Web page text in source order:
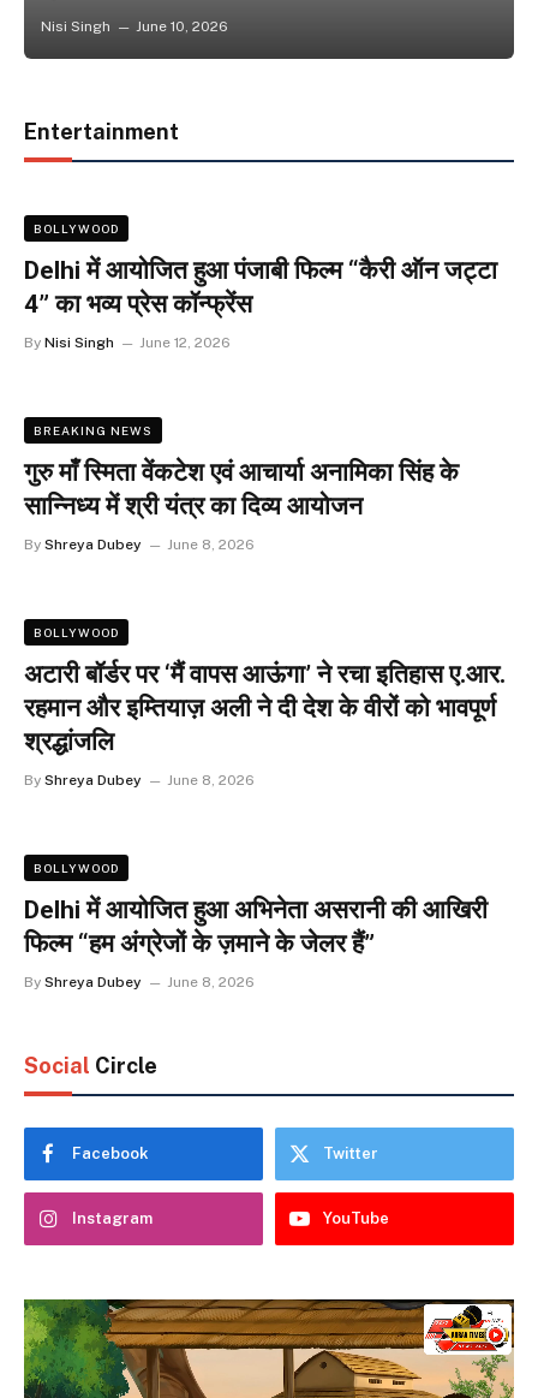
Nisi Singh June 10, 2026
Entertainment
BOLLYWOOD
Delhi में आयोजित हुआ पंजाबी फिल्म “कैरी ऑन जट्टा
4” का भव्य प्रेस कॉन्फ्रेंस
By Nisi Singh June 12, 2026
BREAKING NEWS
गुरु माँ स्मिता वेंकटेश एवं आचार्या अनामिका सिंह के
सान्निध्य में श्री यंत्र का दिव्य आयोजन
By Shreya Dubey June 8, 2026
BOLLYWOOD
अटारी बॉर्डर पर ‘मैं वापस आऊंगा’ ने रचा इतिहास ए.आर.
रहमान और इम्तियाज़ अली ने दी देश के वीरों को भावपूर्ण
श्रद्धांजलि
By Shreya Dubey June 8, 2026
BOLLYWOOD
Delhi में आयोजित हुआ अभिनेता असरानी की आखिरी
फिल्म “हम अंग्रेजों के ज़माने के जेलर हैं”
By Shreya Dubey June 8, 2026
Social Circle
Facebook Twitter
Instagram YouTube